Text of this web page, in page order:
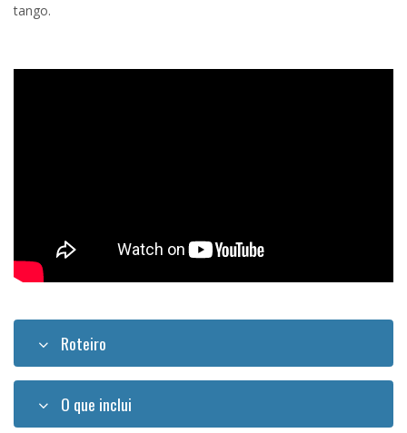
tango.
Roteiro
O que inclui